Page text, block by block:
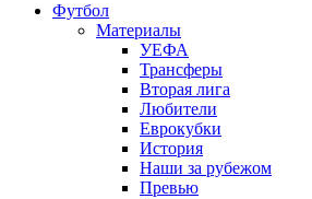
Футбол
Материалы
УЕФА
Трансферы
Вторая лига
Любители
Еврокубки
История
Наши за рубежом
Превью